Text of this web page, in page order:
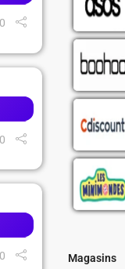
Magasins